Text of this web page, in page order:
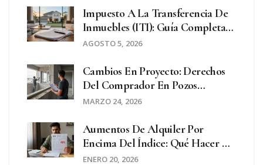
Impuesto A La Transferencia De
Inmuebles (ITI): Guía Completa
Para Vender Y Comprar En
AGOSTO 5, 2026
Cambios En Proyecto: Derechos
Del Comprador En Pozos
Inmobiliarios
MARZO 24, 2026
Aumentos De Alquiler Por
Encima Del Índice: Qué Hacer Y
Tus Derechos En 2026
ENERO 20, 2026